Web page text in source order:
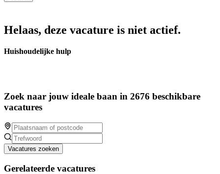
Helaas, deze vacature is niet actief.
Huishoudelijke hulp
Zoek naar jouw ideale baan in 2676 beschikbare
vacatures
Vacatures zoeken
Gerelateerde vacatures